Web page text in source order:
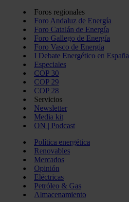
Foros regionales
Foro Andaluz de Energía
Foro Catalán de Energía
Foro Gallego de Energía
Foro Vasco de Energía
I Debate Energético en España
Especiales
COP 30
COP 29
COP 28
Servicios
Newsletter
Media kit
ON | Podcast
Política energética
Renovables
Mercados
Opinión
Eléctricas
Petróleo & Gas
Almacenamiento